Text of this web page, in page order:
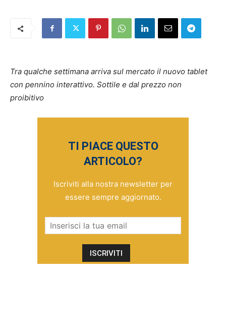
Tra qualche settimana arriva sul mercato il nuovo tablet
con pennino interattivo. Sottile e dal prezzo non
proibitivo
TI PIACE QUESTO
ARTICOLO?
Iscriviti alla nostra newsletter per
essere sempre aggiornato.